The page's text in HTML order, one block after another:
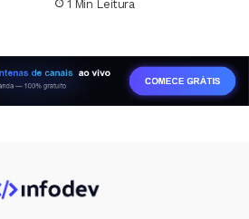
1 Min Leitura